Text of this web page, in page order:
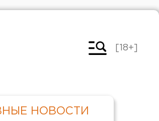
[18+]
НОВОСТИ